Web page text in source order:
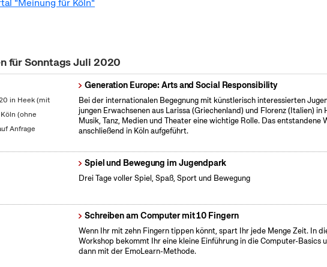
"Meinung für Köln"
für Sonntags Juli 2020
in Heek (mit
(ohne
Anfrage
Generation Europe: Arts and Social Responsibility
Bei der internationalen Begegnung mit künstlerisch interessierten
jungen Erwachsenen aus Larissa (Griechenland) und Florenz (Italien) in
Musik, Tanz, Medien und Theater eine wichtige Rolle. Das entstandene
anschließend in Köln aufgeführt.
Spiel und Bewegung im Jugendpark
Drei Tage voller Spiel, Spaß, Sport und Bewegung
Schreiben am Computer mit 10 Fingern
Wenn Ihr mit zehn Fingern tippen könnt, spart Ihr jede Menge Zeit. In
Workshop bekommt Ihr eine kleine Einführung in die Computer-Basics
dann mit der EmoLearn-Methode.